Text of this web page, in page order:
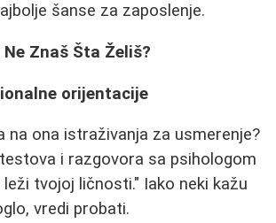
šanse za zaposlenje.
Znaš Šta Želiš?
orijentacije
na ona istraživanja za usmerenje?
i razgovora sa psihologom
tvojoj ličnosti." Iako neki kažu
vredi probati.